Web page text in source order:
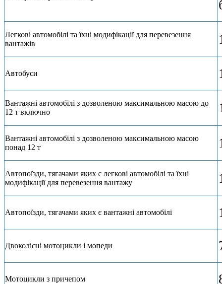
Легкові автомобілі та їхні модифікації для перевезення
вантажів
Автобуси
Вантажні автомобілі з дозволеною максимальною масою до
12 т включно
Вантажні автомобілі з дозволеною максимальною масою
понад 12 т
Автопоїзди, тягачами яких є легкові автомобілі та їхні
модифікації для перевезення вантажу
Автопоїзди, тягачами яких є вантажні автомобілі
Двоколісні мотоцикли і мопеди
Мотоцикли з причепом